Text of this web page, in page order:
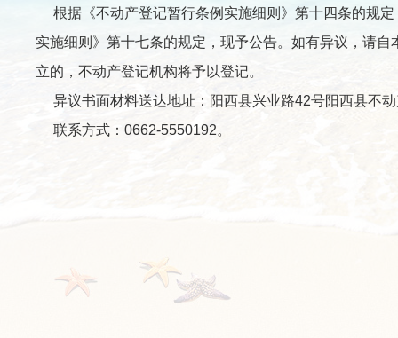
根据《不动产登记暂行条例实施细则》第十四条的规
实施细则》第十七条的规定，现予公告。如有异议，请
立的，不动产登记机构将予以登记。
异议书面材料送达地址：阳西县兴业路42号阳西县不
联系方式：0662-5550192。